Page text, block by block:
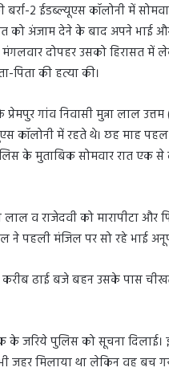
बर्रा-2 ईडब्ल्यूएस कॉलोनी में
को अंजाम देने के बाद अपने भाई
मंगलवार दोपहर उसको हिरासत में
पिता की हत्या की।
गांव निवासी मुन्ना लाल
कॉलोनी में रहते थे। छह माह
के मुताबिक सोमवार रात एक
लाल व राजेदवी को मारापीटा
ने पहली मंजिल पर सो रहे भाई
ढाई बजे बहन उसके पास
के जरिये पुलिस को सूचना दिलाई।
जहर मिलाया था लेकिन वह बच